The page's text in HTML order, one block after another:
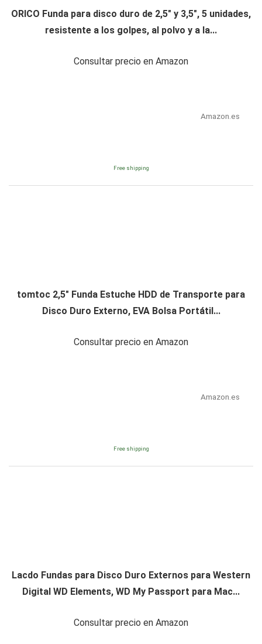
ORICO Funda para disco duro de 2,5" y 3,5", 5 unidades,
resistente a los golpes, al polvo y a la...
Consultar precio en Amazon
Amazon.es
Free shipping
tomtoc 2,5" Funda Estuche HDD de Transporte para
Disco Duro Externo, EVA Bolsa Portátil...
Consultar precio en Amazon
Amazon.es
Free shipping
Lacdo Fundas para Disco Duro Externos para Western
Digital WD Elements, WD My Passport para Mac...
Consultar precio en Amazon